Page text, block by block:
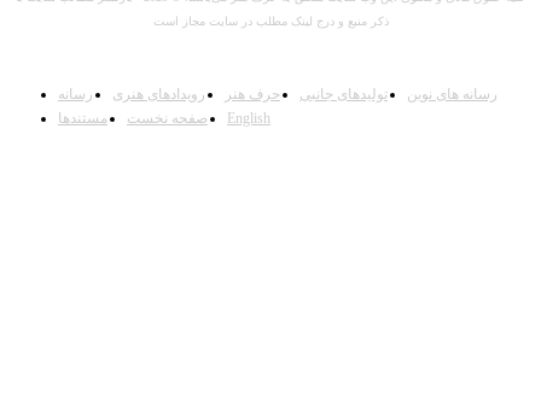
ذکر منبع و درج لینک مطلب در سایت مجاز است
رسانه رویدادهای هنری حرف هنر تولیدهای جانبی
رسانه های نوین
مستندها
صفحه نخست English